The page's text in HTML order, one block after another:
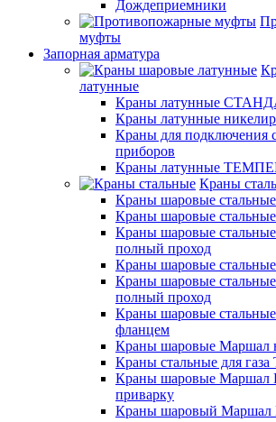
Дождеприемники
муфты
Запорная арматура
латунные
Краны латунные
Краны латунные
Краны для подключения
приборов
Краны латунные
Краны
Краны шаровые
Краны шаровые
Краны шаровые
полный проход
Краны шаровые
Краны шаровые
полный проход
Краны шаровые
фланцем
Краны шаровые Маршал
Краны стальные для
Краны шаровые Маршал
приварку
Краны шаровый